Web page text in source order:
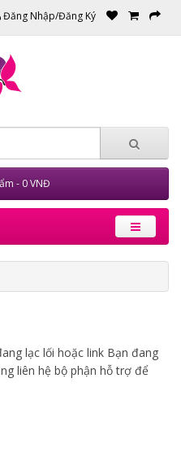
Đăng Nhập/Đăng Ký
- 0 VNĐ
lạc lối hoặc link Bạn đang
liên hệ bộ phận hỗ trợ để